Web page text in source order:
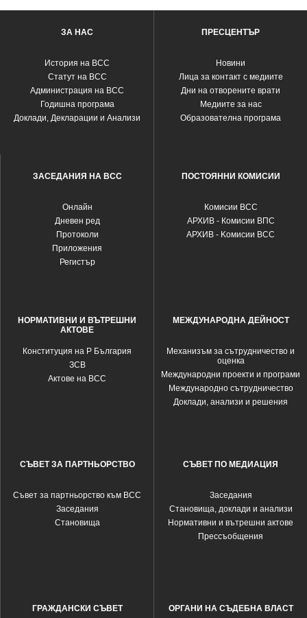
ЗА НАС
История на ВСС
Статут на ВСС
Администрация на ВСС
Годишна програма
Доклади, Декларации и Анализи
ПРЕСЦЕНТЪР
Новини
Лица за контакт с медиите
Дни на отворените врати
Медиите за нас
Образователна програма
ЗАСЕДАНИЯ НА ВСС
Oнлайн
Дневен ред
Протоколи
Приложения
Регистър
ПОСТОЯННИ КОМИСИИ
Комисии ВСС
АРХИВ - Комисии ВПС
АРХИВ - Kомисии ВСС
НОРМАТИВНИ И ВЪТРЕШНИ
АКТОВЕ
Конституция на Р България
ЗСВ
Актове на ВСС
МЕЖДУНАРОДНА ДЕЙНОСТ
Механизъм за сътрудничество и
оценка
Международни проекти и програми
Международно сътрудничество
Доклади, анализи и решения
СЪВЕТ ЗА ПАРТНЬОРСТВО
Съвет за партньорство към ВСС
Заседания
Становища
СЪВЕТ ПО МЕДИАЦИЯ
Заседания
Становища, доклади и анализи
Нормативни и вътрешни актове
Прессъобщения
ГРАЖДАНСКИ СЪВЕТ ОРГАНИ НА СЪДЕБНА ВЛАСТ